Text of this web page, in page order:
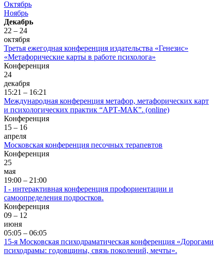
Октябрь
Ноябрь
Декабрь
22 – 24
октября
Третья ежегодная конференция издательства «Генезис»
«Метафорические карты в работе психолога»
Конференция
24
декабря
15:21 – 16:21
Международная конференция метафор, метафорических карт
и психологических практик “АРТ-МАК”. (online)
Конференция
15 – 16
апреля
Московская конференция песочных терапевтов
Конференция
25
мая
19:00 – 21:00
I - интерактивная конференция профориентации и
самоопределения подростков.
Конференция
09 – 12
июня
05:05 – 06:05
15-я Московская психодраматическая конференция «Дорогами
психодрамы: годовщины, связь поколений, мечты».